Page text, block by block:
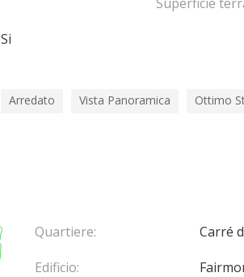
Si
Arredato Vista Panoramica Ottimo
Quartiere:
Carré
Edificio: